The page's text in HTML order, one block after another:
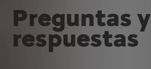
Preguntas y
respuestas